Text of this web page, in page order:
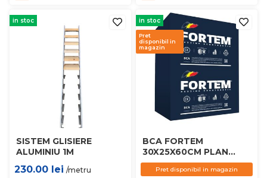
in stoc
SISTEM GLISIERE
ALUMINIU 1M
230.00 lei /metru
in stoc
Pret
disponibil in
magazin
BCA FORTEM
30X25X60CM PLAN
D450
Pret disponibil in magazin